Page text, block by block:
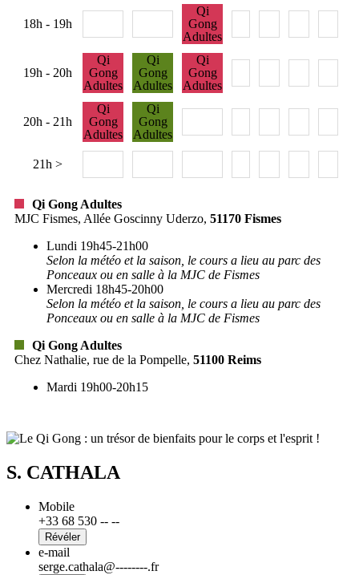
18h - 19h
Qi
Gong
Adultes
19h - 20h
Qi
Gong
Adultes
Qi
Gong
Adultes
Qi
Gong
Adultes
20h - 21h
Qi
Gong
Adultes
Qi
Gong
Adultes
21h >
Qi Gong Adultes
MJC Fismes, Allée Goscinny Uderzo, 51170 Fismes
Lundi 19h45-21h00
Selon la météo et la saison, le cours a lieu au parc des
Ponceaux ou en salle à la MJC de Fismes
Mercredi 18h45-20h00
Selon la météo et la saison, le cours a lieu au parc des
Ponceaux ou en salle à la MJC de Fismes
Qi Gong Adultes
Chez Nathalie, rue de la Pompelle, 51100 Reims
Mardi 19h00-20h15
S. CATHALA
Mobile
+33 68 530 -- --
Révéler
e-mail
serge.cathala@--------.fr